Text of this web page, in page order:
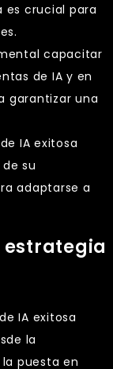
es crucial para
capacitar
de IA y en
garantizar una
IA exitosa
su
adaptarse a
IA exitosa
la
puesta en